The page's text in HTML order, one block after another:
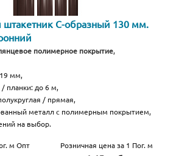
штакетник С-образный 130 мм.
полимерное покрытие,
мм,
планки: до 6 м,
/ прямая,
металл с полимерным покрытием,
на выбор.
м Опт Розничная цена за 1 Пог. м